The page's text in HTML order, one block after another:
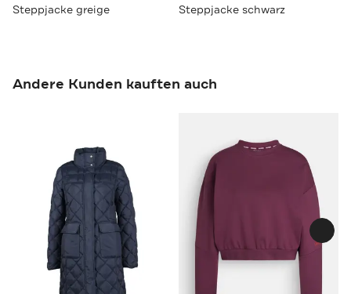
Steppjacke greige Steppjacke schwarz
Andere Kunden kauften auch